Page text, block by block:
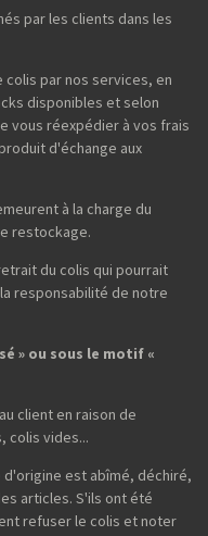
par les clients dans les
par nos services, en
disponibles et selon
vous réexpédier à vos frais
d'échange aux
à la charge du
restockage.
du colis qui pourrait
responsabilité de notre
» ou sous le motif «
client en raison de
colis vides...
d'origine est abîmé, déchiré,
articles. S'ils ont été
refuser le colis et noter